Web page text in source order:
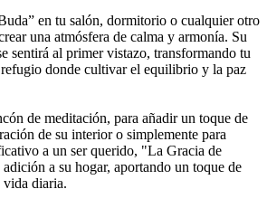
en tu salón, dormitorio o cualquier otro
una atmósfera de calma y armonía. Su
sentirá al primer vistazo, transformando tu
donde cultivar el equilibrio y la paz
de meditación, para añadir un toque de
de su interior o simplemente para
a un ser querido, "La Gracia de
a su hogar, aportando un toque de
vida diaria.